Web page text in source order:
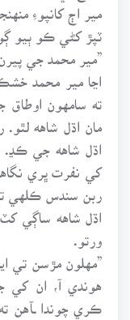
مير اڄ کانپوءِ
ٽپڙ کڻي ڪو ٻيو
”مير محمد جي
اڃا مير محمد
ته سامهون
مان اڌل شاهه
اڌل شاهه جي ڪڍ.
کي نفرت ڀري
ربن سندس ڪلهي
اڌل شاهه ساڳي
”مهلون مڙسن تي
هوندي آ، ان کي
ڪري چوندا ـآهن